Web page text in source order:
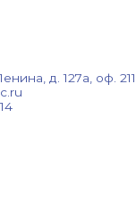
д. 127а, оф. 211